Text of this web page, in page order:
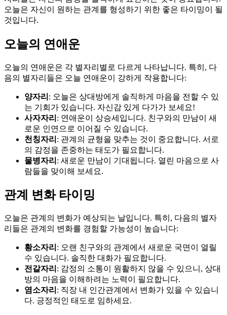
오늘은 자신이 원하는 관계를 형성하기 위한 좋은 타이밍이 될
것입니다.
오늘의 연애운
오늘의 연애운은 각 별자리별로 다르게 나타납니다. 특히, 다
음의 별자리들은 오늘 연애운이 강하게 작용합니다:
양자리 : 오늘은 상대방에게 솔직하게 마음을 전할 수 있
는 기회가 있습니다. 자신감 있게 다가가 보세요!
사자자리 : 연애운이 상승세입니다. 친구와의 만남이 새
로운 인연으로 이어질 수 있습니다.
천칭자리 : 관계의 균형을 맞추는 것이 중요합니다. 서로
의 감정을 존중하는 태도가 필요합니다.
물병자리 : 새로운 만남이 기대됩니다. 열린 마음으로 사
람들을 맞이해 보세요.
관계 변화 타이밍
오늘은 관계의 변화가 예상되는 날입니다. 특히, 다음의 별자
리들은 관계의 변화를 경험할 가능성이 높습니다:
황소자리 : 오랜 친구와의 관계에서 새로운 국면이 열릴
수 있습니다. 솔직한 대화가 필요합니다.
전갈자리 : 감정의 소통이 원활하지 않을 수 있으니, 상대
방의 마음을 이해하려는 노력이 필요합니다.
염소자리 : 직장 내 인간관계에서 변화가 있을 수 있습니
다. 긍정적인 태도로 임하세요.